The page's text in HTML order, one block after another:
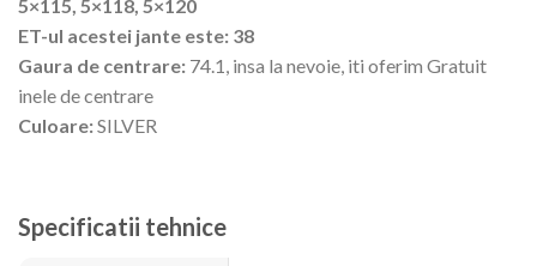
5×115, 5×118, 5×120
ET-ul acestei jante este: 38
Gaura de centrare: 74.1, insa la nevoie, iti oferim Gratuit
inele de centrare
Culoare:SILVER
Specificatii tehnice